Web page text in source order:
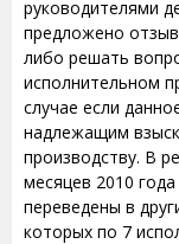
руководителями
предложено
либо решать
исполнительном
случае если
надлежащим
производству. В
месяцев 2010
переведены в
которых по 7